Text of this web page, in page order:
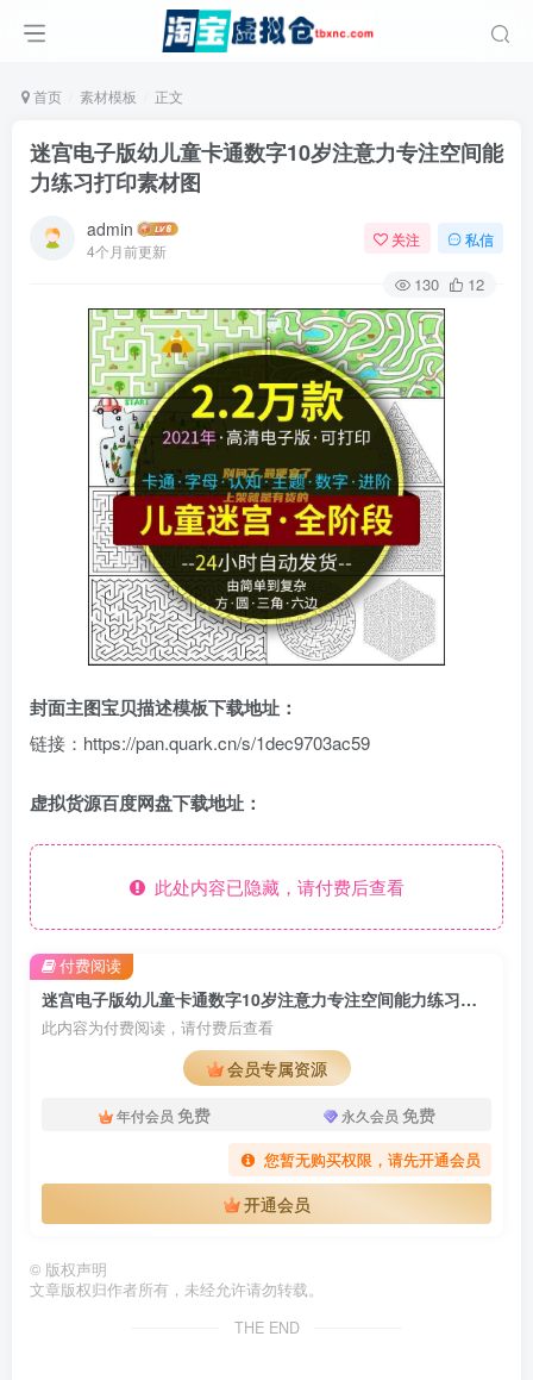
首页 素材模板 正文
迷宫电子版幼儿童卡通数字10岁注意力专注空间能
力练习打印素材图
admin
4个月前更新
关注 私信
130 12
封面主图宝贝描述模板下载地址：
链接：https://pan.quark.cn/s/1dec9703ac59
虚拟货源百度网盘下载地址：
此处内容已隐藏，请付费后查看
迷宫电子版幼儿童卡通数字10岁注意力专注空间能力练习打印素材图
此内容为付费阅读，请付费后查看
会员专属资源
年付会员 免费 永久会员 免费
您暂无购买权限，请先开通会员
开通会员
付费阅读
© 版权声明
文章版权归作者所有，未经允许请勿转载。
THE END